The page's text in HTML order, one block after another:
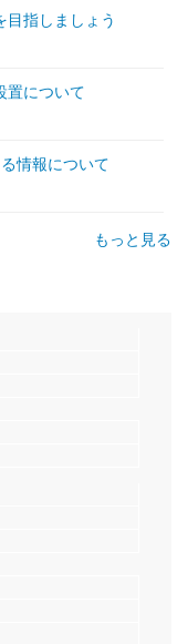
目指しましょう
置について
情報について
もっと見る